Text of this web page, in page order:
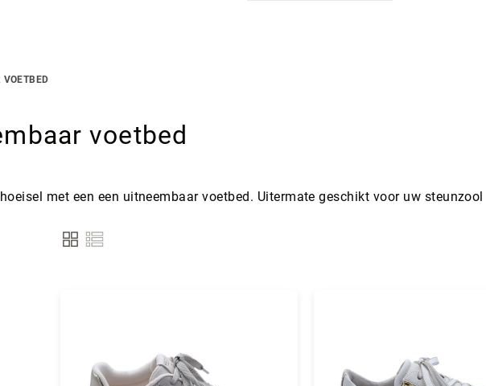
voetbed
met een een uitneembaar voetbed. Uitermate geschikt voor uw steunzool
Tonen